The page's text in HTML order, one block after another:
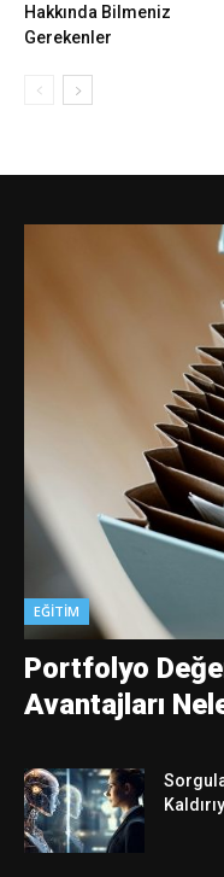
Hakkında Bilmeniz
Gerekenler
EĞITIM
Portfolyo
Avantajları